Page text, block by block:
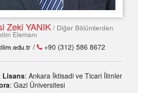
Zeki YANIK / Diğer Bölümlerden
Elemanı
/ +90 (312) 586 8672
Lisans: Ankara İktisadi ve Ticari İlimler
: Gazi Üniversitesi